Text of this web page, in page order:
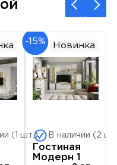
(1 шт.)
-15% Новинка
В наличии (2
Гостиная
Модерн 1